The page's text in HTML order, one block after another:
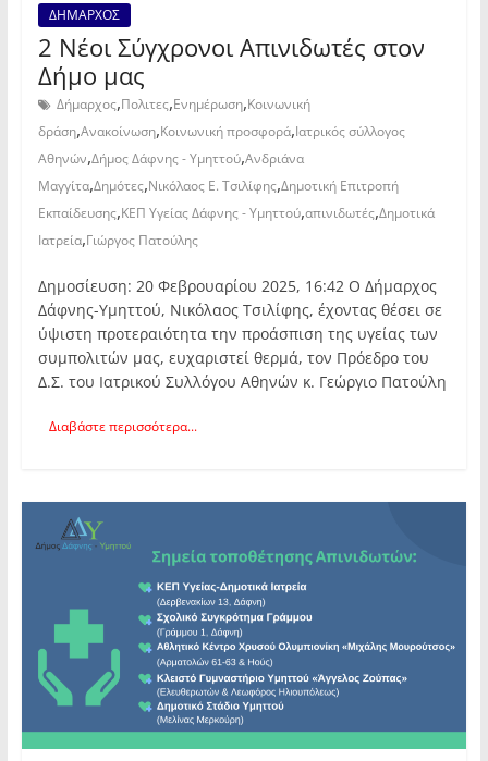
ΔΗΜΑΡΧΟΣ
2 Νέοι Σύγχρονοι Απινιδωτές στον
Δήμο μας
Δήμαρχος,Πολιτες,Ενημέρωση,Κοινωνική
δράση,Ανακοίνωση,Κοινωνική προσφορά,Ιατρικός σύλλογος
Αθηνών,Δήμος Δάφνης - Υμηττού,Ανδριάνα
Μαγγίτα,Δημότες,Νικόλαος Ε. Τσιλίφης,Δημοτική Επιτροπή
Εκπαίδευσης,ΚΕΠ Υγείας Δάφνης - Υμηττού,απινιδωτές,Δημοτικά
Ιατρεία,Γιώργος Πατούλης
Δημοσίευση: 20 Φεβρουαρίου 2025, 16:42 Ο Δήμαρχος
Δάφνης-Υμηττού, Νικόλαος Τσιλίφης, έχοντας θέσει σε
ύψιστη προτεραιότητα την προάσπιση της υγείας των
συμπολιτών μας, ευχαριστεί θερμά, τον Πρόεδρο του
Δ.Σ. του Ιατρικού Συλλόγου Αθηνών κ. Γεώργιο Πατούλη
Διαβάστε περισσότερα...